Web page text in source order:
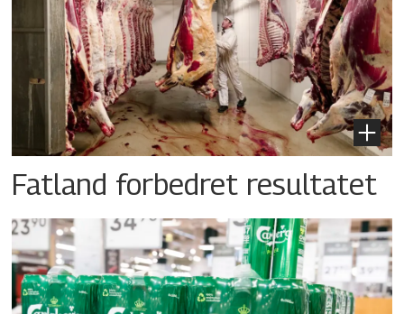
Fatland forbedret resultatet